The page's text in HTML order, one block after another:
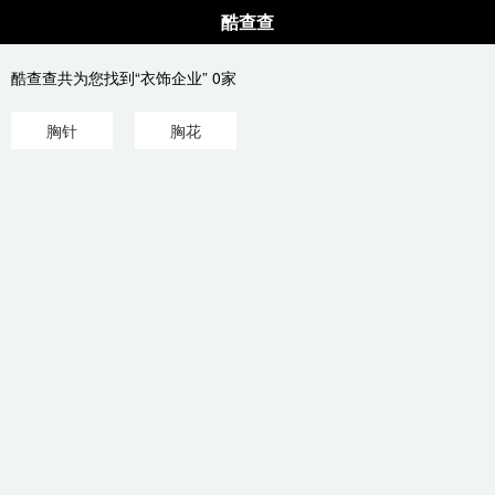
酷查查
酷查查共为您找到“衣饰企业” 0家
胸针 胸花